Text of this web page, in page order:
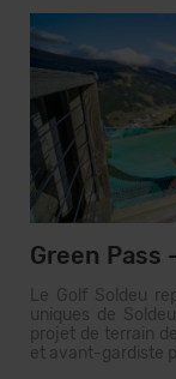
Green Pass
Le Golf Soldeu
uniques de
projet de terrain
et avant-gardiste